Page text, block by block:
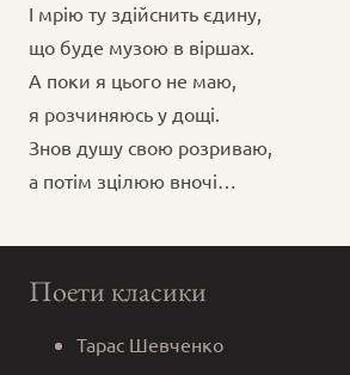
І мрію ту здійснить єдину,
що буде музою в віршах.
А поки я цього не маю,
я розчиняюсь у дощі.
Знов душу свою розриваю,
а потім зцілюю вночі…
Поети класики
Тарас Шевченко